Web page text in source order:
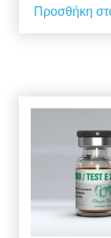
Προσθήκη